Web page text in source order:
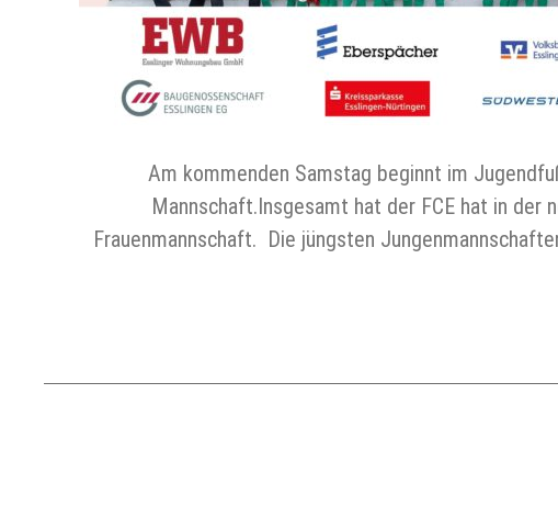
Am kommenden Samstag beginnt im
Mannschaft.Insgesamt hat der FCE hat in der
Frauenmannschaft. Die jüngsten